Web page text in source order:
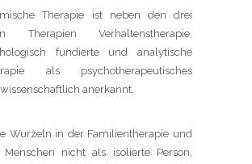
Therapie ist neben den drei
Therapien Verhaltenstherapie,
fundierte und analytische
als psychotherapeutisches
anerkannt.
Wurzeln in der Familientherapie und
nicht als isolierte Person,